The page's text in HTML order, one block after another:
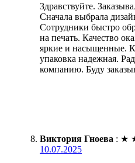
Здравствуйте.
Сначала выбрала
Сотрудники быстро
на печать. Качество
яркие и насыщенные.
упаковка надежная.
компанию. Буду
Виктория Гноева : ★
10.07.2025